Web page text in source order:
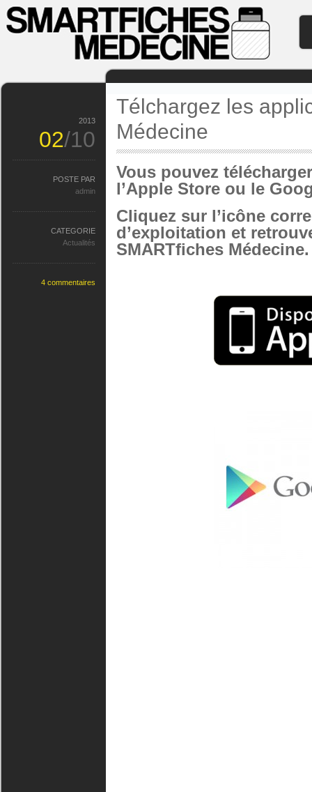
Télchargez les
Médecine
Vous pouvez
l’Apple Store ou le
Cliquez sur l’icône
d’exploitation et
SMARTfiches Médecine.
2013
02/10
POSTE PAR
admin
CATEGORIE
Actualités
4 commentaires